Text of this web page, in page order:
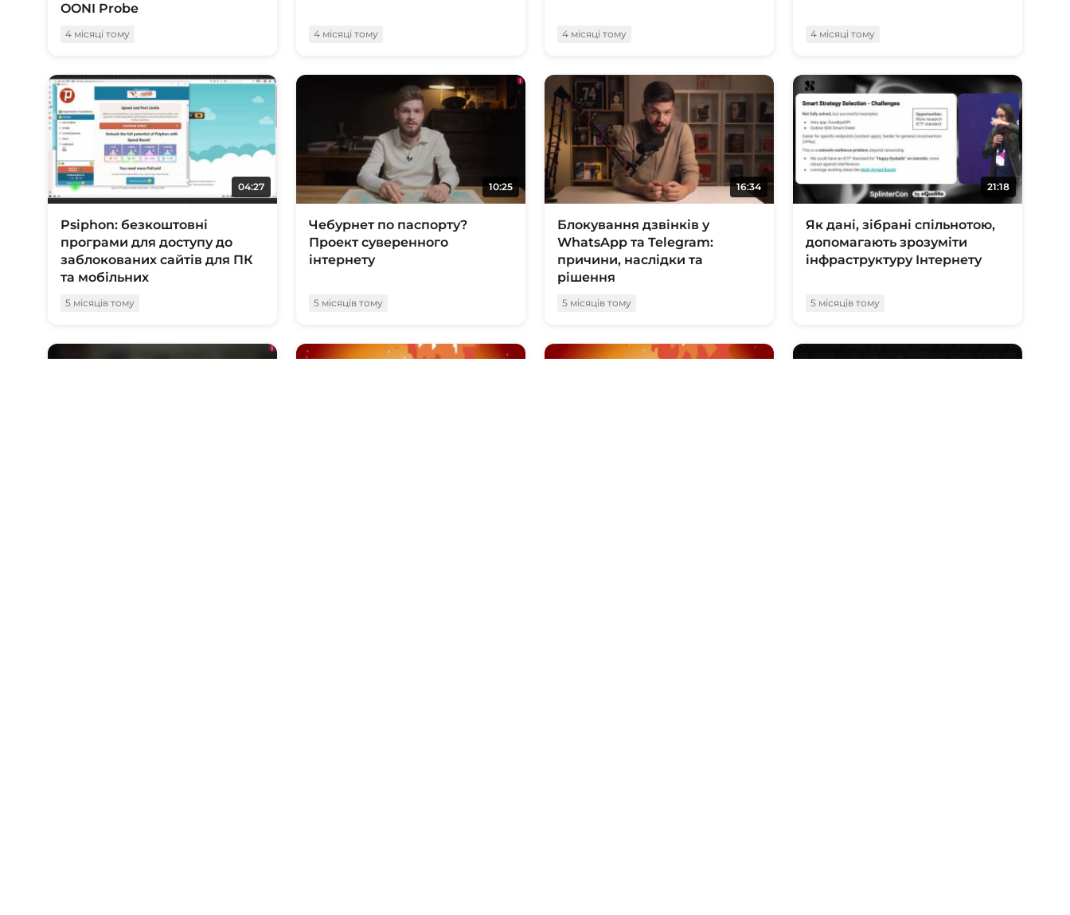
OONI Probe
4 місяці тому 4 місяці тому 4 місяці тому 4 місяці тому
04:27
Psiphon: безкоштовні
програми для доступу до
заблокованих сайтів для ПК
та мобільних
5 місяців тому
10:25
Чебурнет по паспорту?
Проект суверенного
інтернету
5 місяців тому
16:34
Блокування дзвінків у
WhatsApp та Telegram:
причини, наслідки та
рішення
5 місяців тому
21:18
Як дані, зібрані спільнотою,
допомагають зрозуміти
інфраструктуру Інтернету
5 місяців тому